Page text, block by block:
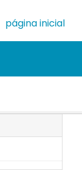
página inicial